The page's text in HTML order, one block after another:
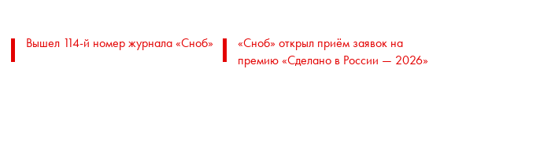
Вышел 114-й номер журнала «Сноб»
«Сноб» открыл приём заявок на
премию «Сделано в России — 2026»